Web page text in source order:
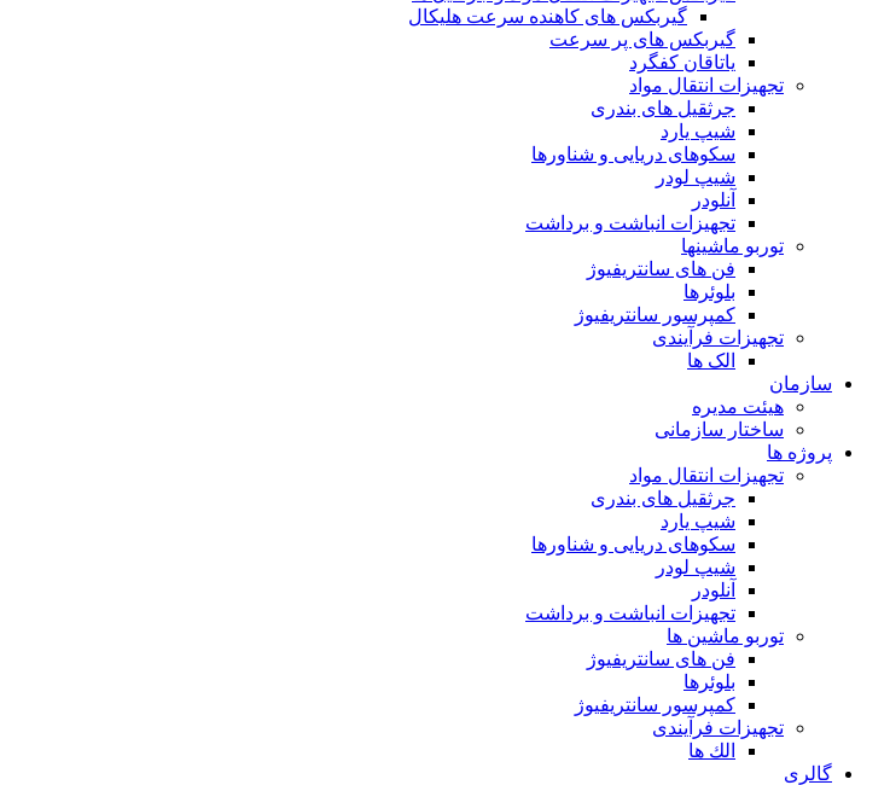
گيربكس های كاهنده سرعت هليكال
گيربكس های پر سرعت
ياتاقان كفگرد
تجهیزات انتقال مواد
جرثقیل های بندری
شیپ یارد
سکوهای دریایی و شناورها
شیپ لودر
آنلودر
تجهیزات انباشت و برداشت
توربو ماشینها
فن های سانتریفیوژ
بلوئرها
کمپرسور سانتریفیوژ
تجهیزات فرآیندی
الک ها
سازمان
هيئت مديره
ساختار سازمانی
پروژه ها
تجهيزات انتقال مواد
جرثقيل های بندری
شيپ يارد
سكوهای دريايی و شناورها
شيپ لودر
آنلودر
تجهيزات انباشت و برداشت
توربو ماشين ها
فن های سانتريفيوژ
بلوئرها
کمپرسور سانتریفیوژ
تجهیزات فرآیندی
الك ها
گالری